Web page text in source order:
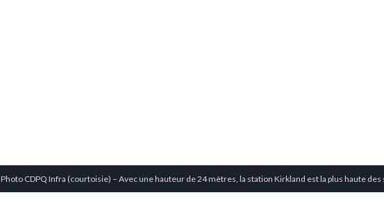
Photo CDPQ Infra (courtoisie) – Avec une hauteur de 24 mètres, la station Kirkland est la plus haute des